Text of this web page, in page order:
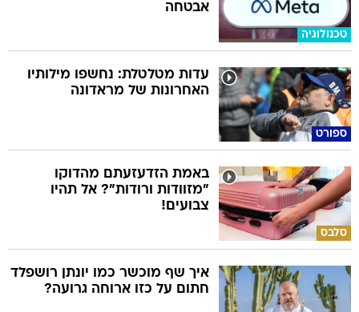
טכנולוגיה
אבטחה
ספורט
עדות מטלטלת: נחשפו מילותיו
האחרונות של מראדונה
סלבס
באמת הזדעזעתם מהדוקו
"מזוודות ורודות"? אל תהיו
צבועים!
איך שף מוכשר כמו יונתן רושפלד
חתום על כזו ארוחה גרועה?